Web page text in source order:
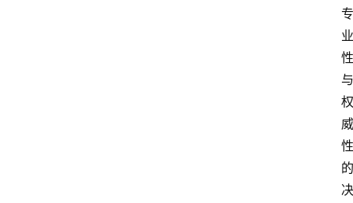
专
业
性
与
权
威
性
的
决